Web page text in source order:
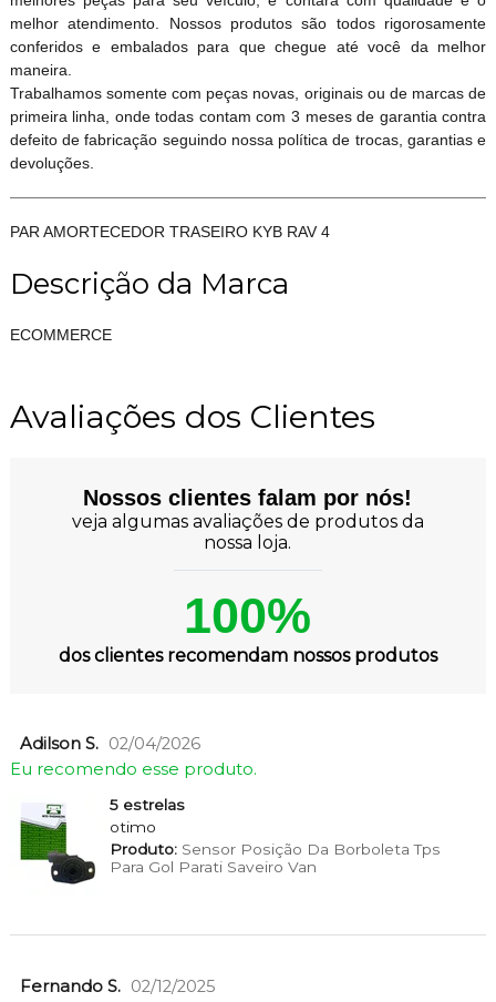
melhor atendimento. Nossos produtos são todos rigorosamente
conferidos e embalados para que chegue até você da melhor
maneira.
Trabalhamos somente com peças novas, originais ou de marcas de
primeira linha, onde todas contam com 3 meses de garantia contra
defeito de fabricação seguindo nossa política de trocas, garantias e
devoluções.
PAR AMORTECEDOR TRASEIRO KYB RAV 4
Descrição da Marca
ECOMMERCE
Avaliações dos Clientes
Nossos clientes falam por nós!
veja algumas avaliações de produtos da
nossa loja.
100%
dos clientes recomendam nossos produtos
Adilson S. 02/04/2026
Eu recomendo esse produto.
5 estrelas
otimo
Produto:Sensor Posição Da Borboleta Tps
Para Gol Parati Saveiro Van
Fernando S. 02/12/2025